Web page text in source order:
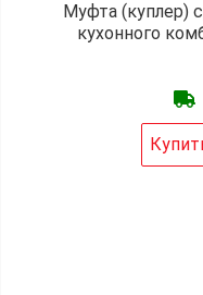
Муфта (куплер)
кухонного